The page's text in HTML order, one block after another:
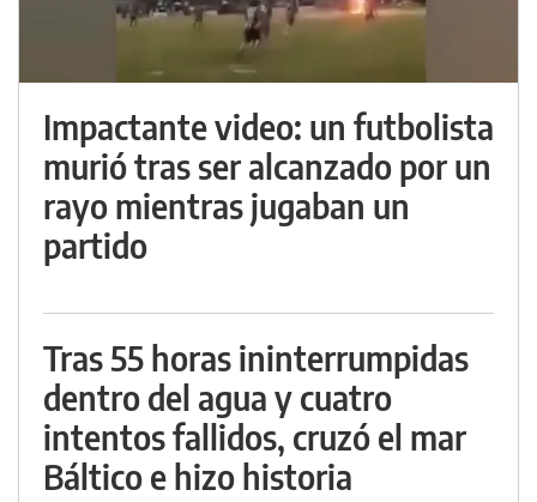
Impactante video: un futbolista
murió tras ser alcanzado por un
rayo mientras jugaban un
partido
Tras 55 horas ininterrumpidas
dentro del agua y cuatro
intentos fallidos, cruzó el mar
Báltico e hizo historia